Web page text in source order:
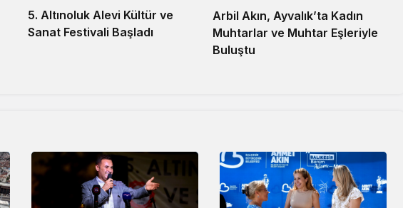
5. Altınoluk Alevi Kültür ve
Sanat Festivali Başladı
Arbil Akın, Ayvalık’ta Kadın
Muhtarlar ve Muhtar Eşleriyle
Buluştu